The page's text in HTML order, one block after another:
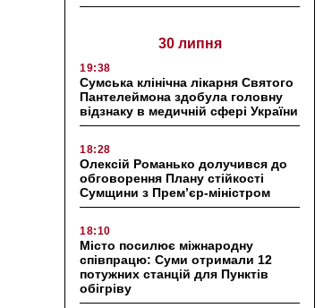
30 липня
19:38
Сумська клінічна лікарня Святого
Пантелеймона здобула головну
відзнаку в медичній сфері України
18:28
Олексій Романько долучився до
обговорення Плану стійкості
Сумщини з Прем’єр-міністром
18:10
Місто посилює міжнародну
співпрацю: Суми отримали 12
потужних станцій для Пунктів
обігріву